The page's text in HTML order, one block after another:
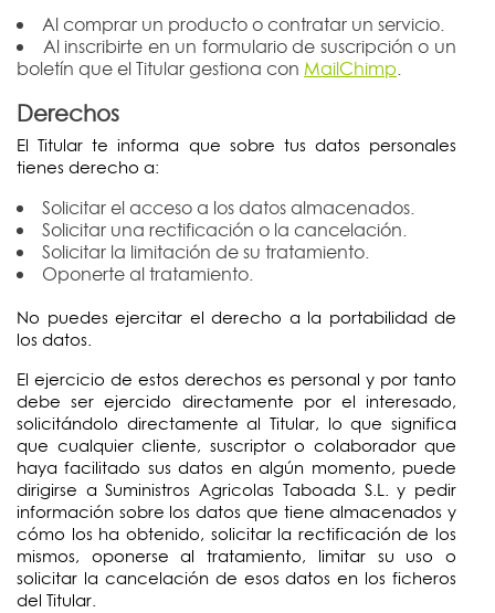
Al comprar un producto o contratar un servicio.
Al inscribirte en un formulario de suscripción o un
boletín que el Titular gestiona con MailChimp.
Derechos
El Titular te informa que sobre tus datos personales
tienes derecho a:
Solicitar el acceso a los datos almacenados.
Solicitar una rectificación o la cancelación.
Solicitar la limitación de su tratamiento.
Oponerte al tratamiento.
No puedes ejercitar el derecho a la portabilidad de
los datos.
El ejercicio de estos derechos es personal y por tanto
debe ser ejercido directamente por el interesado,
solicitándolo directamente al Titular, lo que significa
que cualquier cliente, suscriptor o colaborador que
haya facilitado sus datos en algún momento, puede
dirigirse a Suministros Agricolas Taboada S.L. y pedir
información sobre los datos que tiene almacenados y
cómo los ha obtenido, solicitar la rectificación de los
mismos, oponerse al tratamiento, limitar su uso o
solicitar la cancelación de esos datos en los ficheros
del Titular.